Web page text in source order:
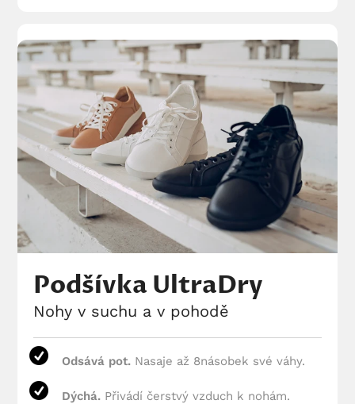
Podšívka UltraDry
Nohy v suchu a v pohodě
Odsává pot. Nasaje až 8násobek své váhy.
Dýchá. Přivádí čerstvý vzduch k nohám.